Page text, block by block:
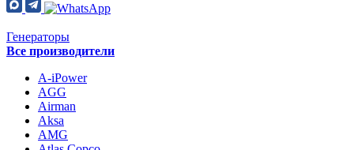
Генераторы
Все производители
A-iPower
AGG
Airman
Aksa
AMG